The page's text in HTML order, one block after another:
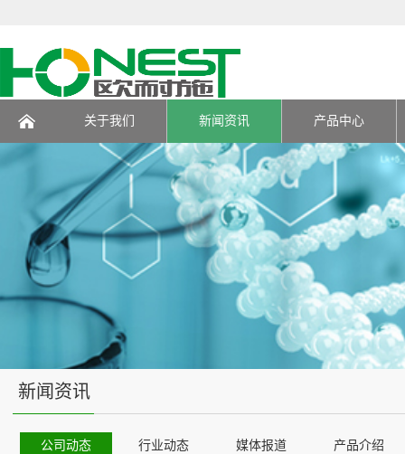
关于我们 新闻资讯 产品中心
新闻资讯
公司动态 行业动态 媒体报道 产品介绍